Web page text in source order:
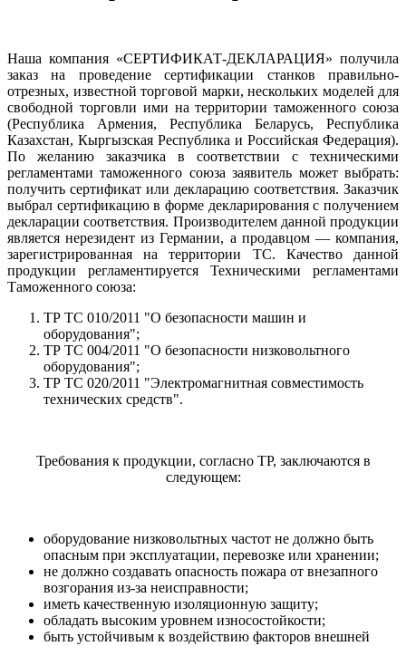
Наша компания «СЕРТИФИКАТ-ДЕКЛАРАЦИЯ» получила
заказ на проведение сертификации станков правильно-
отрезных, известной торговой марки, нескольких моделей для
свободной торговли ими на территории таможенного союза
(Республика Армения, Республика Беларусь, Республика
Казахстан, Кыргызская Республика и Российская Федерация).
По желанию заказчика в соответствии с техническими
регламентами таможенного союза заявитель может выбрать:
получить сертификат или декларацию соответствия. Заказчик
выбрал сертификацию в форме декларирования с получением
декларации соответствия. Производителем данной продукции
является нерезидент из Германии, а продавцом — компания,
зарегистрированная на территории ТС. Качество данной
продукции регламентируется Техническими регламентами
Таможенного союза:
ТР ТС 010/2011 "О безопасности машин и
оборудования";
ТР ТС 004/2011 "О безопасности низковольтного
оборудования";
ТР ТС 020/2011 "Электромагнитная совместимость
технических средств".
Требования к продукции, согласно ТР, заключаются в
следующем:
оборудование низковольтных частот не должно быть
опасным при эксплуатации, перевозке или хранении;
не должно создавать опасность пожара от внезапного
возгорания из-за неисправности;
иметь качественную изоляционную защиту;
обладать высоким уровнем износостойкости;
быть устойчивым к воздействию факторов внешней